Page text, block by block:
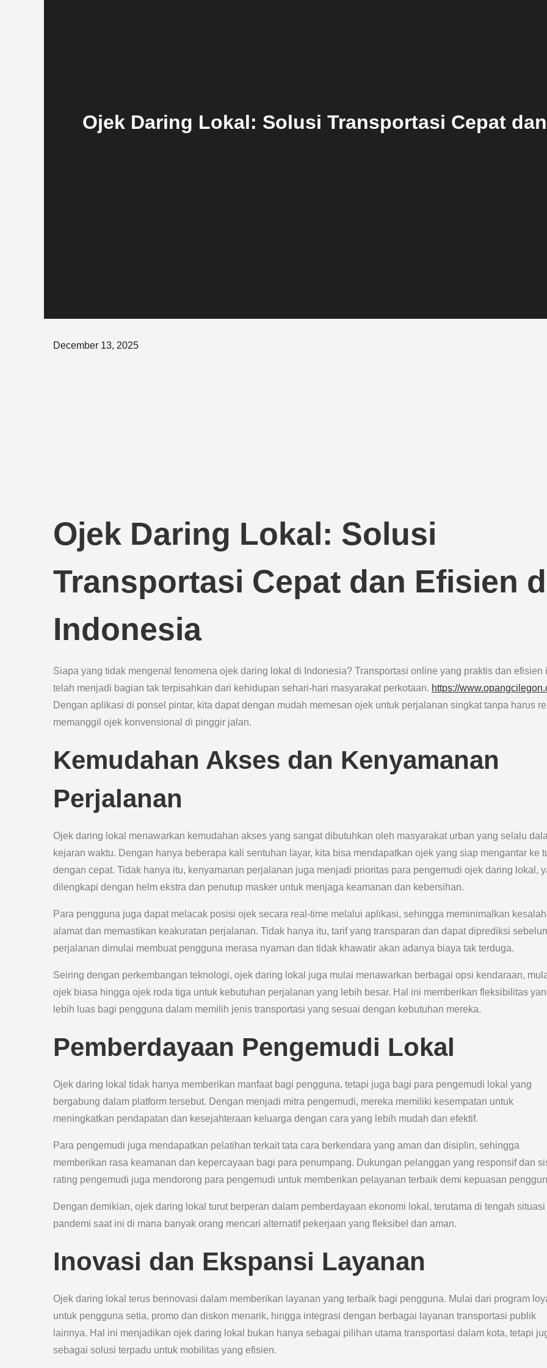
Ojek Daring Lokal: Solusi Transportasi Cepat
Posted
December 13, 2025
Ojek Daring Lokal: Solusi
Transportasi Cepat dan Efisien
Indonesia
Siapa yang tidak mengenal fenomena ojek daring lokal di Indonesia? Transportasi online yang praktis dan efisien
telah menjadi bagian tak terpisahkan dari kehidupan sehari-hari masyarakat perkotaan. https://
Dengan aplikasi di ponsel pintar, kita dapat dengan mudah memesan ojek untuk perjalanan singkat tanpa harus
memanggil ojek konvensional di pinggir jalan.
Kemudahan Akses dan Kenyamanan
Perjalanan
Ojek daring lokal menawarkan kemudahan akses yang sangat dibutuhkan oleh masyarakat urban yang selalu
kejaran waktu. Dengan hanya beberapa kali sentuhan layar, kita bisa mendapatkan ojek yang siap mengantar ke
dengan cepat. Tidak hanya itu, kenyamanan perjalanan juga menjadi prioritas para pengemudi ojek daring lokal,
dilengkapi dengan helm ekstra dan penutup masker untuk menjaga keamanan dan kebersihan.
Para pengguna juga dapat melacak posisi ojek secara real-time melalui aplikasi, sehingga meminimalkan
alamat dan memastikan keakuratan perjalanan. Tidak hanya itu, tarif yang transparan dan dapat diprediksi
perjalanan dimulai membuat pengguna merasa nyaman dan tidak khawatir akan adanya biaya tak terduga.
Seiring dengan perkembangan teknologi, ojek daring lokal juga mulai menawarkan berbagai opsi kendaraan,
ojek biasa hingga ojek roda tiga untuk kebutuhan perjalanan yang lebih besar. Hal ini memberikan fleksibilitas
lebih luas bagi pengguna dalam memilih jenis transportasi yang sesuai dengan kebutuhan mereka.
Pemberdayaan Pengemudi Lokal
Ojek daring lokal tidak hanya memberikan manfaat bagi pengguna, tetapi juga bagi para pengemudi lokal yang
bergabung dalam platform tersebut. Dengan menjadi mitra pengemudi, mereka memiliki kesempatan untuk
meningkatkan pendapatan dan kesejahteraan keluarga dengan cara yang lebih mudah dan efektif.
Para pengemudi juga mendapatkan pelatihan terkait tata cara berkendara yang aman dan disiplin, sehingga
memberikan rasa keamanan dan kepercayaan bagi para penumpang. Dukungan pelanggan yang responsif dan
rating pengemudi juga mendorong para pengemudi untuk memberikan pelayanan terbaik demi kepuasan
Dengan demikian, ojek daring lokal turut berperan dalam pemberdayaan ekonomi lokal, terutama di tengah situasi
pandemi saat ini di mana banyak orang mencari alternatif pekerjaan yang fleksibel dan aman.
Inovasi dan Ekspansi Layanan
Ojek daring lokal terus berinovasi dalam memberikan layanan yang terbaik bagi pengguna. Mulai dari program
untuk pengguna setia, promo dan diskon menarik, hingga integrasi dengan berbagai layanan transportasi publik
lainnya. Hal ini menjadikan ojek daring lokal bukan hanya sebagai pilihan utama transportasi dalam kota, tetapi
sebagai solusi terpadu untuk mobilitas yang efisien.